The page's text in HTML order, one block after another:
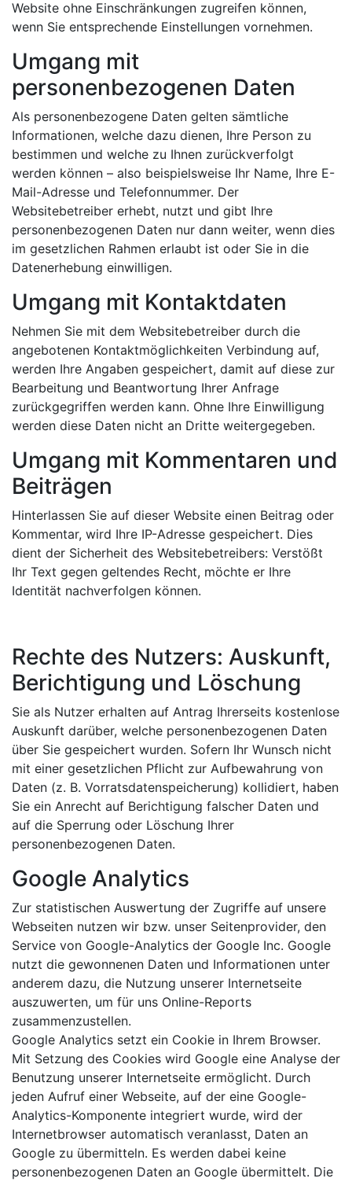
Website ohne Einschränkungen zugreifen können,
wenn Sie entsprechende Einstellungen vornehmen.
Umgang mit
personenbezogenen Daten
Als personenbezogene Daten gelten sämtliche
Informationen, welche dazu dienen, Ihre Person zu
bestimmen und welche zu Ihnen zurückverfolgt
werden können – also beispielsweise Ihr Name, Ihre E-
Mail-Adresse und Telefonnummer. Der
Websitebetreiber erhebt, nutzt und gibt Ihre
personenbezogenen Daten nur dann weiter, wenn dies
im gesetzlichen Rahmen erlaubt ist oder Sie in die
Datenerhebung einwilligen.
Umgang mit Kontaktdaten
Nehmen Sie mit dem Websitebetreiber durch die
angebotenen Kontaktmöglichkeiten Verbindung auf,
werden Ihre Angaben gespeichert, damit auf diese zur
Bearbeitung und Beantwortung Ihrer Anfrage
zurückgegriffen werden kann. Ohne Ihre Einwilligung
werden diese Daten nicht an Dritte weitergegeben.
Umgang mit Kommentaren und
Beiträgen
Hinterlassen Sie auf dieser Website einen Beitrag oder
Kommentar, wird Ihre IP-Adresse gespeichert. Dies
dient der Sicherheit des Websitebetreibers: Verstößt
Ihr Text gegen geltendes Recht, möchte er Ihre
Identität nachverfolgen können.
Rechte des Nutzers: Auskunft,
Berichtigung und Löschung
Sie als Nutzer erhalten auf Antrag Ihrerseits kostenlose
Auskunft darüber, welche personenbezogenen Daten
über Sie gespeichert wurden. Sofern Ihr Wunsch nicht
mit einer gesetzlichen Pflicht zur Aufbewahrung von
Daten (z. B. Vorratsdatenspeicherung) kollidiert, haben
Sie ein Anrecht auf Berichtigung falscher Daten und
auf die Sperrung oder Löschung Ihrer
personenbezogenen Daten.
Google Analytics
Zur statistischen Auswertung der Zugriffe auf unsere
Webseiten nutzen wir bzw. unser Seitenprovider, den
Service von Google-Analytics der Google Inc. Google
nutzt die gewonnenen Daten und Informationen unter
anderem dazu, die Nutzung unserer Internetseite
auszuwerten, um für uns Online-Reports
zusammenzustellen.
Google Analytics setzt ein Cookie in Ihrem Browser.
Mit Setzung des Cookies wird Google eine Analyse der
Benutzung unserer Internetseite ermöglicht. Durch
jeden Aufruf einer Webseite, auf der eine Google-
Analytics-Komponente integriert wurde, wird der
Internetbrowser automatisch veranlasst, Daten an
Google zu übermitteln. Es werden dabei keine
personenbezogenen Daten an Google übermittelt. Die